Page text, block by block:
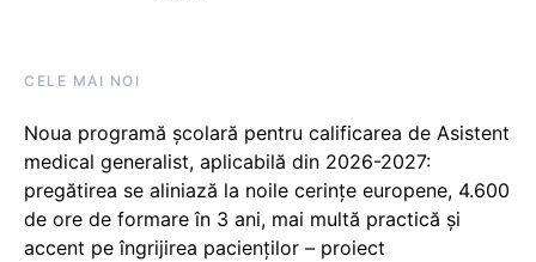
CELE MAI NOI
Noua programă școlară pentru calificarea de Asistent
medical generalist, aplicabilă din 2026-2027:
pregătirea se aliniază la noile cerințe europene, 4.600
de ore de formare în 3 ani, mai multă practică și
accent pe îngrijirea pacienților – proiect